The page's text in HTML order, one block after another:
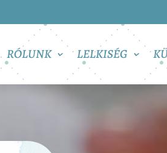
RÓLUNK LELKISÉG